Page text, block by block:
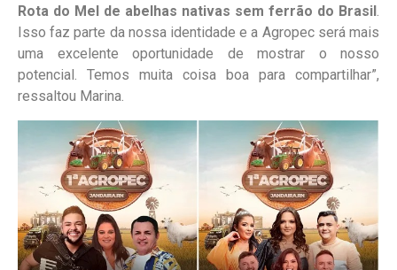
Rota do Mel de abelhas nativas sem ferrão do Brasil .
Isso faz parte da nossa identidade e a Agropec será mais
uma excelente oportunidade de mostrar o nosso
potencial. Temos muita coisa boa para compartilhar”,
ressaltou Marina.